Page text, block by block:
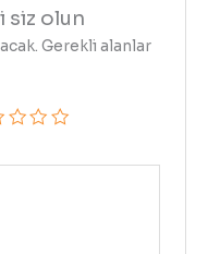
siz olun
Gerekli alanlar